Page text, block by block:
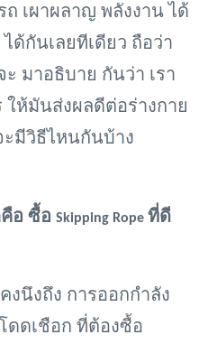
ถ เผาผลาญ พลังงาน ได้
ด้กันเลยทีเดียว ถือว่า
มาอธิบาย กันว่า เรา
ให้มันส่งผลดีต่อร่างกาย
ะมีวิธีไหนกันบ้าง
อ ซื้อ Skipping Rope ที่ดี
งนึงถึง การออกกำลัง
ดดเชือก ที่ต้องซื้อ